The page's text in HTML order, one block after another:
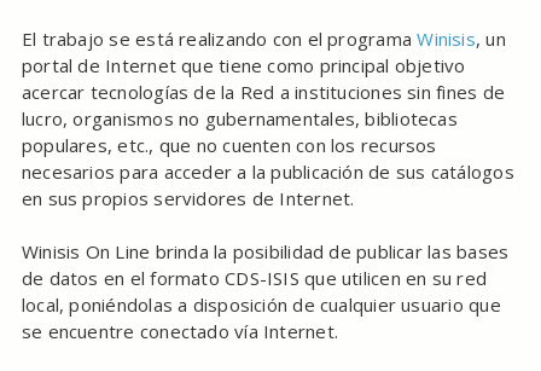
El trabajo se está realizando con el programaWinisis, un
portal de Internet que tiene como principal objetivo
acercar tecnologías de la Red a instituciones sin fines de
lucro, organismos no gubernamentales, bibliotecas
populares, etc., que no cuenten con los recursos
necesarios para acceder a la publicación de sus catálogos
en sus propios servidores de Internet.
Winisis On Line brinda la posibilidad de publicar las bases
de datos en el formato CDS-ISIS que utilicen en su red
local, poniéndolas a disposición de cualquier usuario que
se encuentre conectado vía Internet.